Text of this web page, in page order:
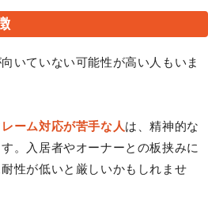
いていない可能性が高い人もいま
ーム対応が苦手な人は、精神的な
。入居者やオーナーとの板挟みに
性が低いと厳しいかもしれませ